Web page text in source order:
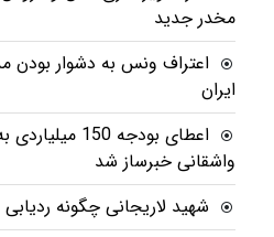
مخدر جدید
اعتراف ونس به دشوار بودن
ایران
اعطای بودجه 150
واشقانی خبرساز شد
شهید لاریجانی چگونه